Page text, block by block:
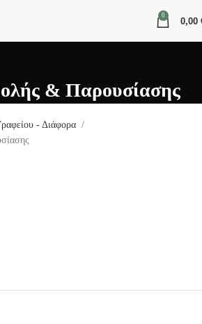
0
0,00
& Παρουσίασης
- Διάφορα